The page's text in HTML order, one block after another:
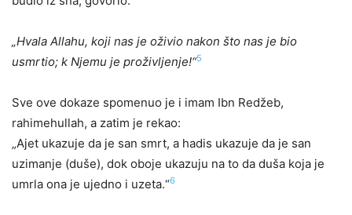
„Hvala Allahu, koji nas je oživio nakon što nas je bio
usmrtio; k Njemu je proživljenje!“5
Sve ove dokaze spomenuo je i imam Ibn Redžeb,
rahimehullah, a zatim je rekao:
„Ajet ukazuje da je san smrt, a hadis ukazuje da je san
uzimanje (duše), dok oboje ukazuju na to da duša koja je
umrla ona je ujedno i uzeta.“6